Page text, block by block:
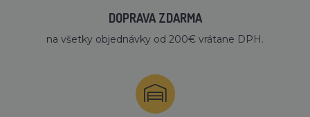
DOPRAVA ZDARMA
na všetky objednávky od 200€ vrátane DPH.